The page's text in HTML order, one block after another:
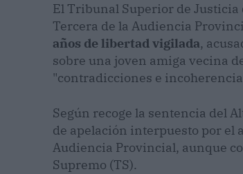
El Tribunal Superior de Justicia
Tercera de la Audiencia
años de libertad vigilada,
sobre una joven amiga vecina
"contradicciones e
Según recoge la sentencia del
de apelación interpuesto por el
Audiencia Provincial, aunque
Supremo (TS).